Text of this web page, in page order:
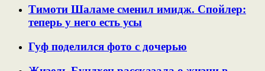
Тимоти Шаламе сменил имидж. Спойлер:
теперь у него есть усы
Гуф поделился фото с дочерью